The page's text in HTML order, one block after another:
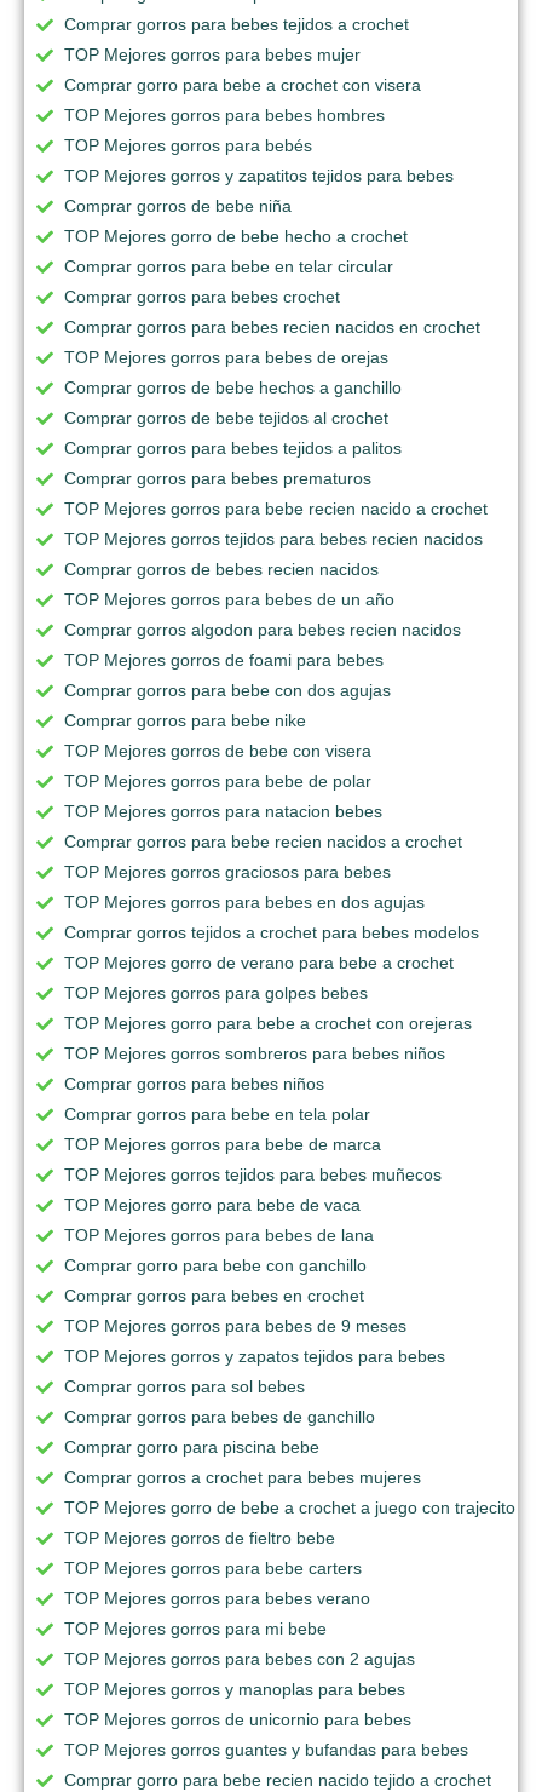
Comprar gorros para bebes tejidos a crochet
TOP Mejores gorros para bebes mujer
Comprar gorro para bebe a crochet con visera
TOP Mejores gorros para bebes hombres
TOP Mejores gorros para bebés
TOP Mejores gorros y zapatitos tejidos para bebes
Comprar gorros de bebe niña
TOP Mejores gorro de bebe hecho a crochet
Comprar gorros para bebe en telar circular
Comprar gorros para bebes crochet
Comprar gorros para bebes recien nacidos en crochet
TOP Mejores gorros para bebes de orejas
Comprar gorros de bebe hechos a ganchillo
Comprar gorros de bebe tejidos al crochet
Comprar gorros para bebes tejidos a palitos
Comprar gorros para bebes prematuros
TOP Mejores gorros para bebe recien nacido a crochet
TOP Mejores gorros tejidos para bebes recien nacidos
Comprar gorros de bebes recien nacidos
TOP Mejores gorros para bebes de un año
Comprar gorros algodon para bebes recien nacidos
TOP Mejores gorros de foami para bebes
Comprar gorros para bebe con dos agujas
Comprar gorros para bebe nike
TOP Mejores gorros de bebe con visera
TOP Mejores gorros para bebe de polar
TOP Mejores gorros para natacion bebes
Comprar gorros para bebe recien nacidos a crochet
TOP Mejores gorros graciosos para bebes
TOP Mejores gorros para bebes en dos agujas
Comprar gorros tejidos a crochet para bebes modelos
TOP Mejores gorro de verano para bebe a crochet
TOP Mejores gorros para golpes bebes
TOP Mejores gorro para bebe a crochet con orejeras
TOP Mejores gorros sombreros para bebes niños
Comprar gorros para bebes niños
Comprar gorros para bebe en tela polar
TOP Mejores gorros para bebe de marca
TOP Mejores gorros tejidos para bebes muñecos
TOP Mejores gorro para bebe de vaca
TOP Mejores gorros para bebes de lana
Comprar gorro para bebe con ganchillo
Comprar gorros para bebes en crochet
TOP Mejores gorros para bebes de 9 meses
TOP Mejores gorros y zapatos tejidos para bebes
Comprar gorros para sol bebes
Comprar gorros para bebes de ganchillo
Comprar gorro para piscina bebe
Comprar gorros a crochet para bebes mujeres
TOP Mejores gorro de bebe a crochet a juego con trajecito
TOP Mejores gorros de fieltro bebe
TOP Mejores gorros para bebe carters
TOP Mejores gorros para bebes verano
TOP Mejores gorros para mi bebe
TOP Mejores gorros para bebes con 2 agujas
TOP Mejores gorros y manoplas para bebes
TOP Mejores gorros de unicornio para bebes
TOP Mejores gorros guantes y bufandas para bebes
Comprar gorro para bebe recien nacido tejido a crochet